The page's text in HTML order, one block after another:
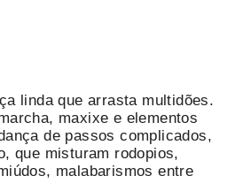
linda que arrasta multidões.
maxixe e elementos
de passos complicados,
que misturam rodopios,
malabarismos entre